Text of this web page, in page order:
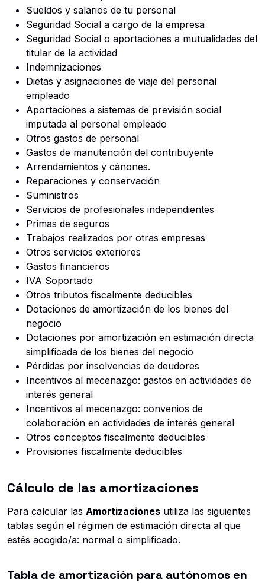
Sueldos y salarios de tu personal
Seguridad Social a cargo de la empresa
Seguridad Social o aportaciones a mutualidades del
titular de la actividad
Indemnizaciones
Dietas y asignaciones de viaje del personal
empleado
Aportaciones a sistemas de previsión social
imputada al personal empleado
Otros gastos de personal
Gastos de manutención del contribuyente
Arrendamientos y cánones.
Reparaciones y conservación
Suministros
Servicios de profesionales independientes
Primas de seguros
Trabajos realizados por otras empresas
Otros servicios exteriores
Gastos financieros
IVA Soportado
Otros tributos fiscalmente deducibles
Dotaciones de amortización de los bienes del
negocio
Dotaciones por amortización en estimación directa
simplificada de los bienes del negocio
Pérdidas por insolvencias de deudores
Incentivos al mecenazgo: gastos en actividades de
interés general
Incentivos al mecenazgo: convenios de
colaboración en actividades de interés general
Otros conceptos fiscalmente deducibles
Provisiones fiscalmente deducibles
Cálculo de las amortizaciones
Para calcular las Amortizaciones utiliza las siguientes
tablas según el régimen de estimación directa al que
estés acogido/a: normal o simplificado.
Tabla de amortización para autónomos en